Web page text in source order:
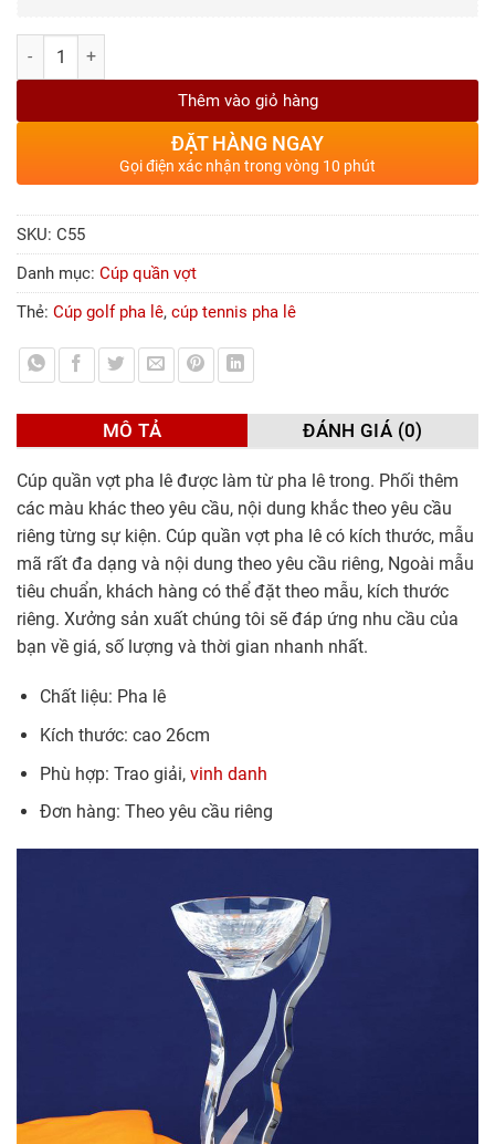
Số lượng
Thêm vào giỏ hàng
ĐẶT HÀNG NGAY
Gọi điện xác nhận trong vòng 10 phút
SKU: C55
Danh mục: Cúp quần vợt
Thẻ: Cúp golf pha lê, cúp tennis pha lê
MÔ TẢ ĐÁNH GIÁ (0)
Cúp quần vợt pha lê được làm từ pha lê trong. Phối thêm
các màu khác theo yêu cầu, nội dung khắc theo yêu cầu
riêng từng sự kiện. Cúp quần vợt pha lê có kích thước, mẫu
mã rất đa dạng và nội dung theo yêu cầu riêng, Ngoài mẫu
tiêu chuẩn, khách hàng có thể đặt theo mẫu, kích thước
riêng. Xưởng sản xuất chúng tôi sẽ đáp ứng nhu cầu của
bạn về giá, số lượng và thời gian nhanh nhất.
Chất liệu: Pha lê
Kích thước: cao 26cm
Phù hợp: Trao giải, vinh danh
Đơn hàng: Theo yêu cầu riêng